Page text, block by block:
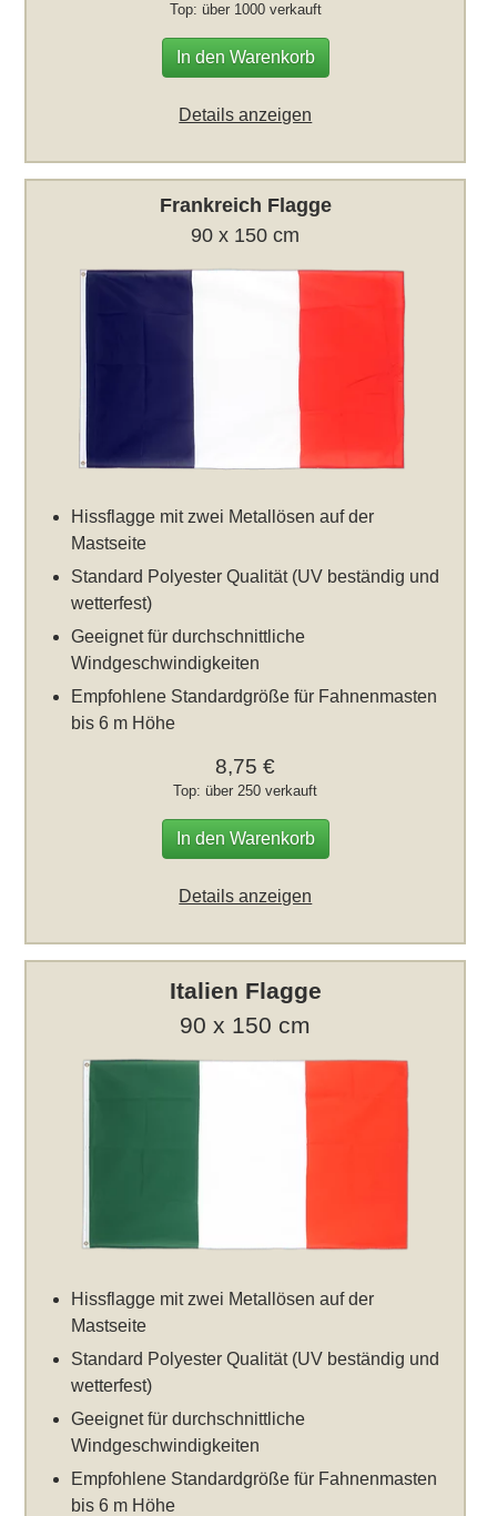
Top: über 1000 verkauft
In den Warenkorb
Details anzeigen
Frankreich Flagge
90 x 150 cm
Hissflagge mit zwei Metallösen auf der
Mastseite
Standard Polyester Qualität (UV beständig und
wetterfest)
Geeignet für durchschnittliche
Windgeschwindigkeiten
Empfohlene Standardgröße für Fahnenmasten
bis 6 m Höhe
8,75 €
Top: über 250 verkauft
In den Warenkorb
Details anzeigen
Italien Flagge
90 x 150 cm
Hissflagge mit zwei Metallösen auf der
Mastseite
Standard Polyester Qualität (UV beständig und
wetterfest)
Geeignet für durchschnittliche
Windgeschwindigkeiten
Empfohlene Standardgröße für Fahnenmasten
bis 6 m Höhe